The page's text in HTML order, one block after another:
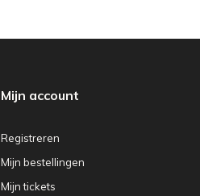
Mijn account
Registreren
Mijn bestellingen
Mijn tickets